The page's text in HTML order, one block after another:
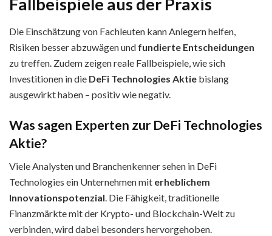
Fallbeispiele aus der Praxis
Die Einschätzung von Fachleuten kann Anlegern helfen,
Risiken besser abzuwägen und fundierte Entscheidungen
zu treffen. Zudem zeigen reale Fallbeispiele, wie sich
Investitionen in die DeFi Technologies Aktie bislang
ausgewirkt haben – positiv wie negativ.
Was sagen Experten zur DeFi Technologies
Aktie?
Viele Analysten und Branchenkenner sehen in DeFi
Technologies ein Unternehmen mit erheblichem
Innovationspotenzial. Die Fähigkeit, traditionelle
Finanzmärkte mit der Krypto- und Blockchain-Welt zu
verbinden, wird dabei besonders hervorgehoben.